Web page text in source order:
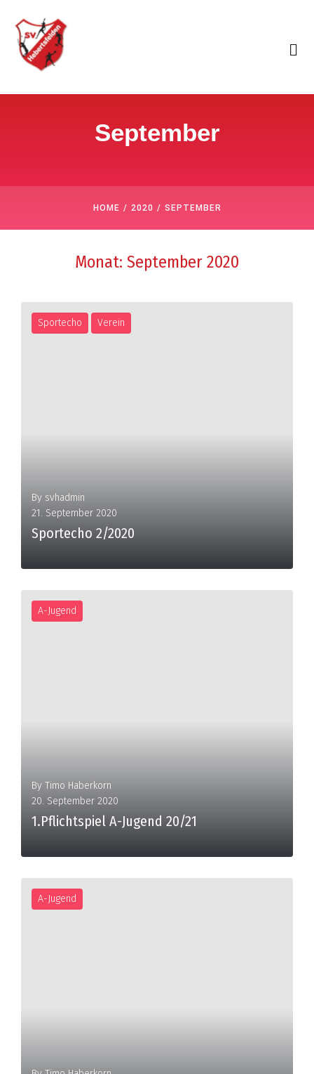
September
HOME / 2020 / SEPTEMBER
Monat: September 2020
Sportecho Verein
By svhadmin
21. September 2020
Sportecho 2/2020
A-Jugend
By Timo Haberkorn
20. September 2020
1.Pflichtspiel A-Jugend 20/21
A-Jugend